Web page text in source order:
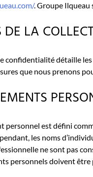
. Groupe Ilqueau
DE LA
confidentialité détaille les
que nous prenons
personnel est défini
les noms
ne sont pas
personnels doivent